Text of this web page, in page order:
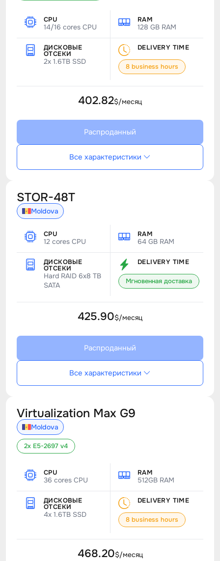
CPU
14/16 cores CPU
RAM
128 GB RAM
ДИСКОВЫЕ
ОТСЕКИ
2x 1.6TB SSD
DELIVERY TIME
8 business hours
402.82$/месяц
Распроданный
Все характеристики
STOR-48T
Moldova
CPU
12 cores CPU
RAM
64 GB RAM
ДИСКОВЫЕ
ОТСЕКИ
Hard RAID 6x8 TB
SATA
DELIVERY TIME
Мгновенная доставка
425.90$/месяц
Распроданный
Все характеристики
Virtualization Max G9
Moldova
2x E5-2697 v4
CPU
36 cores CPU
RAM
512GB RAM
ДИСКОВЫЕ
ОТСЕКИ
4x 1.6TB SSD
DELIVERY TIME
8 business hours
468.20$/месяц